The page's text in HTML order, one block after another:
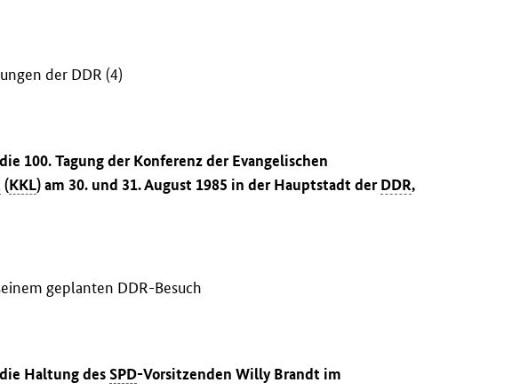
der DDR (4)
100. Tagung der Konferenz der Evangelischen
(KKL) am 30. und 31. August 1985 in der Hauptstadt derDDR,
geplanten DDR-Besuch
Haltung desSPD-Vorsitzenden Willy Brandt im